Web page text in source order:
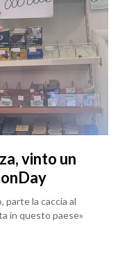
vinto un
parte la caccia al
in questo paese»